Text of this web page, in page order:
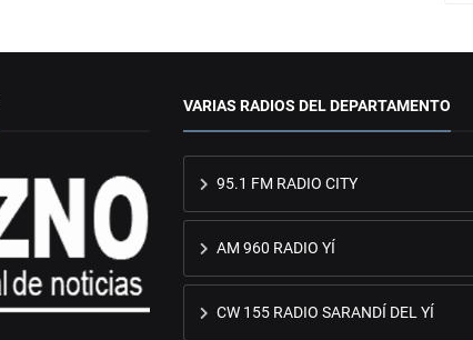
VARIAS RADIOS DEL DEPARTAMENTO
95.1 FM RADIO CITY
AM 960 RADIO YÍ
CW 155 RADIO SARANDÍ DEL YÍ